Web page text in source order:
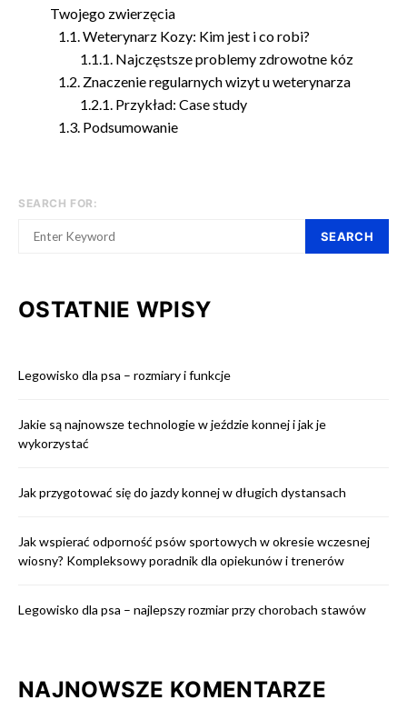
Twojego zwierzęcia
Weterynarz Kozy: Kim jest i co robi?
Najczęstsze problemy zdrowotne kóz
Znaczenie regularnych wizyt u weterynarza
Przykład: Case study
Podsumowanie
SEARCH FOR:
SEARCH
OSTATNIE WPISY
Legowisko dla psa – rozmiary i funkcje
Jakie są najnowsze technologie w jeździe konnej i jak je
wykorzystać
Jak przygotować się do jazdy konnej w długich dystansach
Jak wspierać odporność psów sportowych w okresie wczesnej
wiosny? Kompleksowy poradnik dla opiekunów i trenerów
Legowisko dla psa – najlepszy rozmiar przy chorobach stawów
NAJNOWSZE KOMENTARZE